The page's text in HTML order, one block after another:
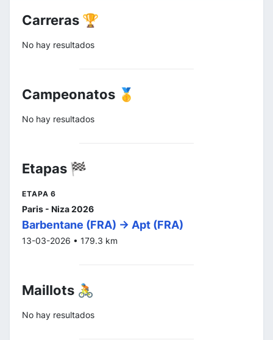
Carreras 🏆
No hay resultados
Campeonatos 🥇
No hay resultados
Etapas 🏁
ETAPA 6
Paris - Niza 2026
Barbentane (FRA) -> Apt (FRA)
13-03-2026 • 179.3 km
Maillots 🚴
No hay resultados